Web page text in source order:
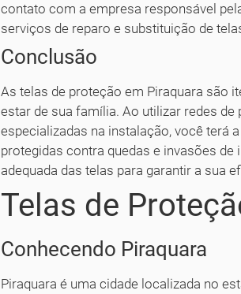
contato com a empresa responsável
serviços de reparo e substituição de
Conclusão
As telas de proteção em Piraquara são
estar de sua família. Ao utilizar redes
especializadas na instalação, você terá
protegidas contra quedas e invasões
adequada das telas para garantir a sua
Telas de
Conhecendo Piraquara
Piraquara é uma cidade localizada no